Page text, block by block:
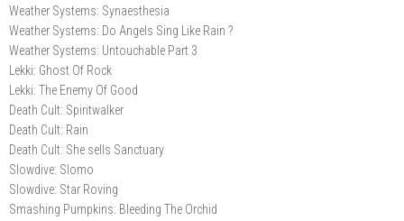
Weather Systems: Synaesthesia
Weather Systems: Do Angels Sing Like Rain ?
Weather Systems: Untouchable Part 3
Lekki: Ghost Of Rock
Lekki: The Enemy Of Good
Death Cult: Spiritwalker
Death Cult: Rain
Death Cult: She sells Sanctuary
Slowdive: Slomo
Slowdive: Star Roving
Smashing Pumpkins: Bleeding The Orchid